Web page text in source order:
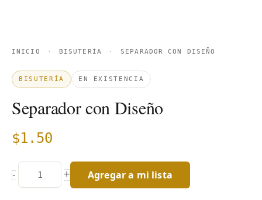
INICIO · BISUTERÍA · SEPARADOR CON DISEÑO
BISUTERÍA EN EXISTENCIA
Separador con Diseño
$1.50
- + Agregar a mi lista